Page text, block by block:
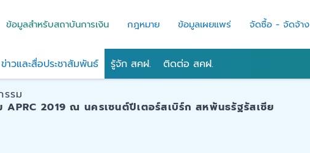
ข้อมูลสำหรับสถาบันการเงิน กฎหมาย ข้อมูลเผยแพร่ จัดซื้อ - จัดจ้าง
ข่าวและสื่อประชาสัมพันธ์ รู้จัก สคฝ. ติดต่อ สคฝ.
รรม
APRC 2019 ณ นครเซนต์ปีเตอร์สเบิร์ก สหพันธรัฐรัสเซีย